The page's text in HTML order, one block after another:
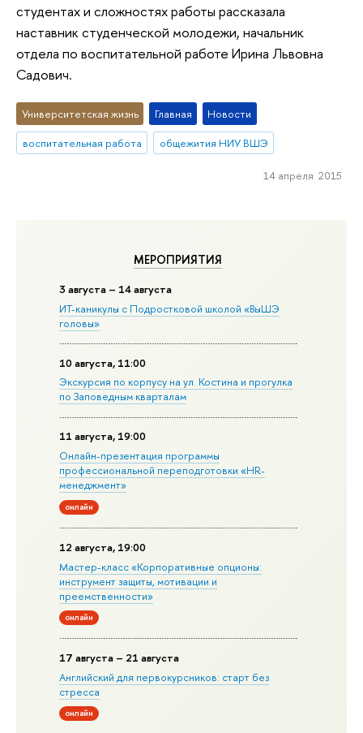
МЕРОПРИЯТИЯ
3 августа – 14 августа
ИТ-каникулы с Подростковой школой «ВыШЭ
головы»
10 августа, 11:00
Экскурсия по корпусу на ул. Костина и прогулка
по Заповедным кварталам
11 августа, 19:00
Онлайн-презентация программы
профессиональной переподготовки «HR-
менеджмент»
онлайн
12 августа, 19:00
Мастер-класс «Корпоративные опционы:
инструмент защиты, мотивации и
преемственности»
онлайн
17 августа – 21 августа
Английский для первокурсников: старт без
стресса
онлайн
студентах и сложностях работы рассказала
наставник студенческой молодежи, начальник
отдела по воспитательной работе Ирина Львовна
Садович.
Университетская жизнь Главная
Новости
воспитательная работа
общежития НИУ ВШЭ
14 апреля 2015